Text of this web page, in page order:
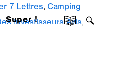
7 Lettres, Camping
Investisseurs Avis,
Super !